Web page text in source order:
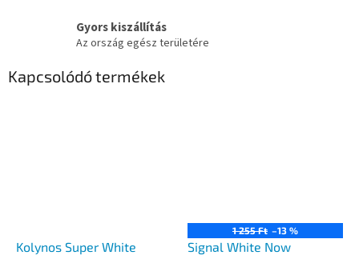
Gyors kiszállítás
Az ország egész területére
Kapcsolódó termékek
Kolynos Super White
1 255 Ft –13 %
Signal White Now